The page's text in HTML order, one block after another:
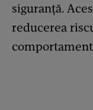
siguranță.
reducerea